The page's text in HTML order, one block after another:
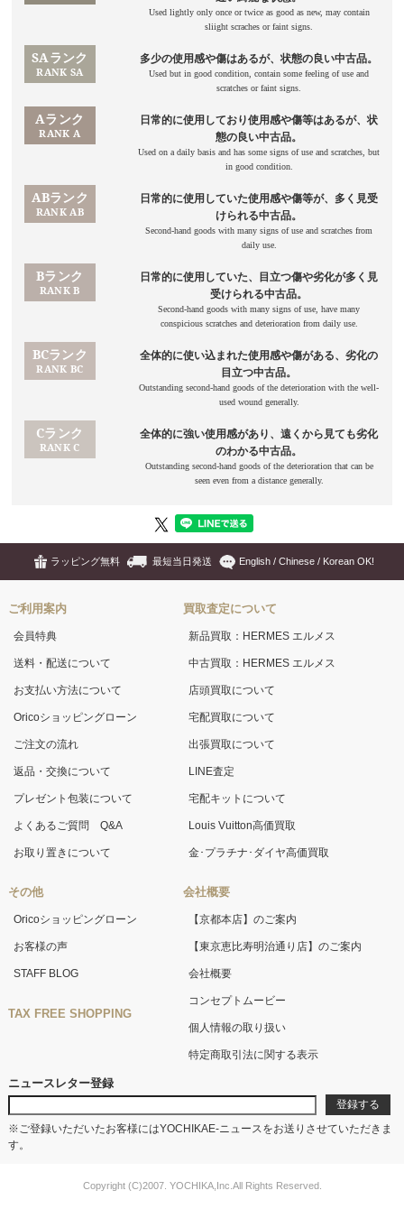
ラッピング無料 最短当日発送 English / Chinese / Korean OK!
ご利用案内
会員特典
送料・配送について
お支払い方法について
Oricoショッピングローン
ご注文の流れ
返品・交換について
プレゼント包装について
よくあるご質問 Q&A
お取り置きについて
その他
Oricoショッピングローン
お客様の声
STAFF BLOG
TAX FREE SHOPPING
買取査定について
新品買取：HERMES エルメス
中古買取：HERMES エルメス
店頭買取について
宅配買取について
出張買取について
LINE査定
宅配キットについて
Louis Vuitton高価買取
金･プラチナ･ダイヤ高価買取
会社概要
【京都本店】のご案内
【東京恵比寿明治通り店】のご案内
会社概要
コンセプトムービー
個人情報の取り扱い
特定商取引法に関する表示
ニュースレター登録
※ご登録いただいたお客様にはYOCHIKAE-ニュースをお送りさせていただきま
す。
Copyright (C)2007. YOCHIKA,Inc.All Rights Reserved.